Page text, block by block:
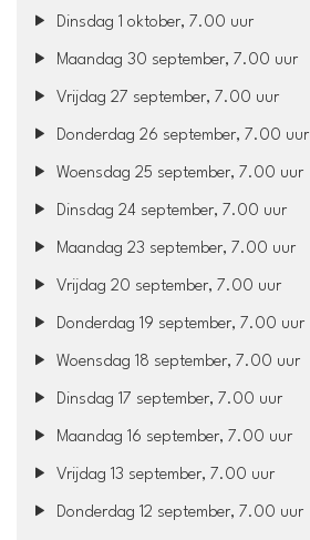
Dinsdag 1 oktober, 7.00 uur
Maandag 30 september, 7.00 uur
Vrijdag 27 september, 7.00 uur
Donderdag 26 september, 7.00 uur
Woensdag 25 september, 7.00 uur
Dinsdag 24 september, 7.00 uur
Maandag 23 september, 7.00 uur
Vrijdag 20 september, 7.00 uur
Donderdag 19 september, 7.00 uur
Woensdag 18 september, 7.00 uur
Dinsdag 17 september, 7.00 uur
Maandag 16 september, 7.00 uur
Vrijdag 13 september, 7.00 uur
Donderdag 12 september, 7.00 uur